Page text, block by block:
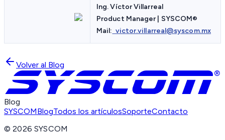
Ing. Víctor Villarreal
Product Manager | SYSCOM®
Mail: victor.villarreal@syscom.mx
Volver al Blog
Blog
SYSCOMBlogTodos los artículosSoporteContacto
©2026 SYSCOM